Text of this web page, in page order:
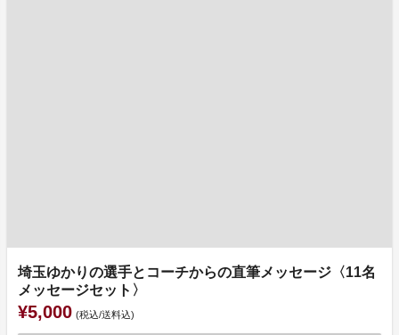
埼玉ゆかりの選手とコーチからの直筆メッセージ〈11名
メッセージセット〉
¥5,000 (税込/送料込)